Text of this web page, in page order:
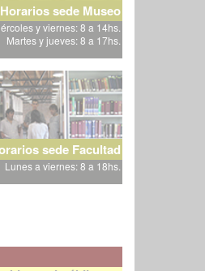
Horarios sede Museo
y viernes: 8 a 14hs.
Martes y jueves: 8 a 17hs.
sede Facultad
Lunes a viernes: 8 a 18hs.